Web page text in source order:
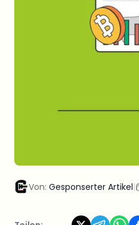
Von: Gesponserter Artikel|